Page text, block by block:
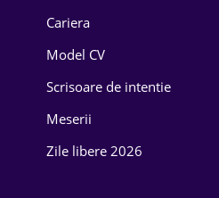
Energetică
Farma
Cariera
Model CV
Scrisoare de intentie
Meserii
Zile libere 2026